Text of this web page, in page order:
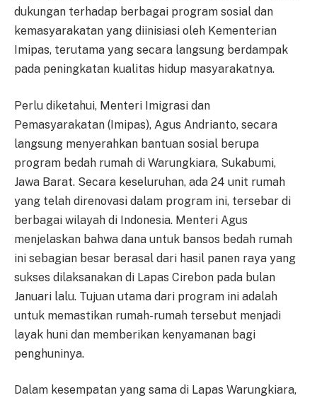
dukungan terhadap berbagai program sosial dan
kemasyarakatan yang diinisiasi oleh Kementerian
Imipas, terutama yang secara langsung berdampak
pada peningkatan kualitas hidup masyarakatnya.
Perlu diketahui, Menteri Imigrasi dan
Pemasyarakatan (Imipas), Agus Andrianto, secara
langsung menyerahkan bantuan sosial berupa
program bedah rumah di Warungkiara, Sukabumi,
Jawa Barat. Secara keseluruhan, ada 24 unit rumah
yang telah direnovasi dalam program ini, tersebar di
berbagai wilayah di Indonesia. Menteri Agus
menjelaskan bahwa dana untuk bansos bedah rumah
ini sebagian besar berasal dari hasil panen raya yang
sukses dilaksanakan di Lapas Cirebon pada bulan
Januari lalu. Tujuan utama dari program ini adalah
untuk memastikan rumah-rumah tersebut menjadi
layak huni dan memberikan kenyamanan bagi
penghuninya.
Dalam kesempatan yang sama di Lapas Warungkiara,